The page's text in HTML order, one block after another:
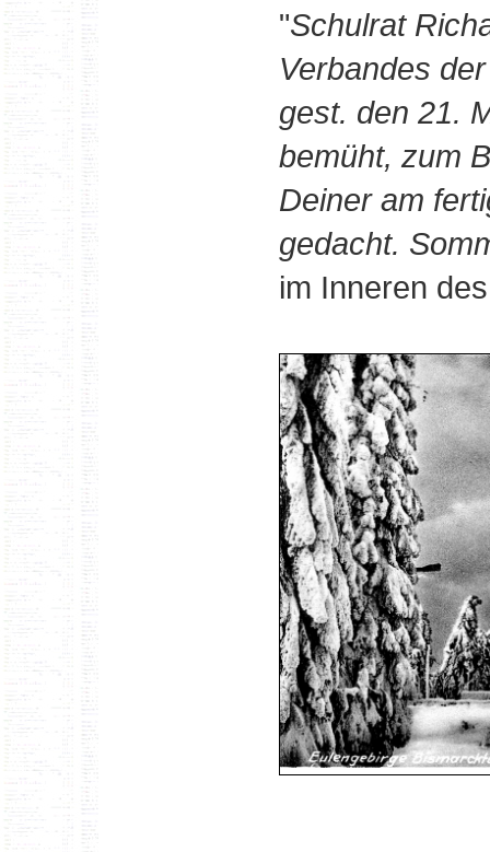
"Schulrat
Verbandes
gest. den 21.
bemüht, zum
Deiner am
gedacht.
im Inneren